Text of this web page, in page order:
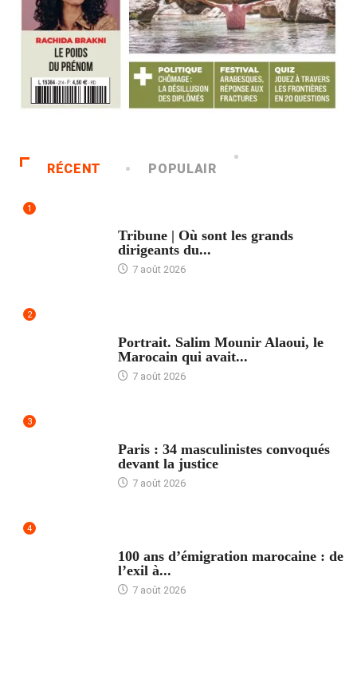
RÉCENT POPULAIR
1
Tribune | Où sont les grands
dirigeants du...
7 août 2026
2
Portrait. Salim Mounir Alaoui, le
Marocain qui avait...
7 août 2026
3
Paris : 34 masculinistes convoqués
devant la justice
7 août 2026
4
100 ans d’émigration marocaine : de
l’exil à...
7 août 2026